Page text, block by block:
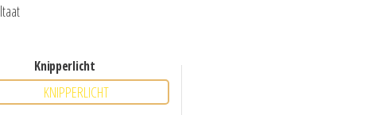
knipperlicht